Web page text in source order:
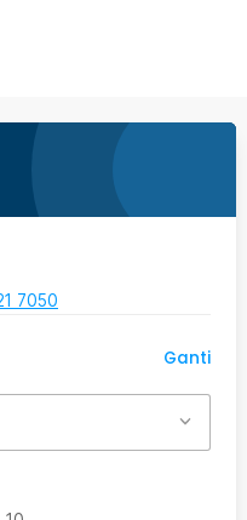
7050
Ganti